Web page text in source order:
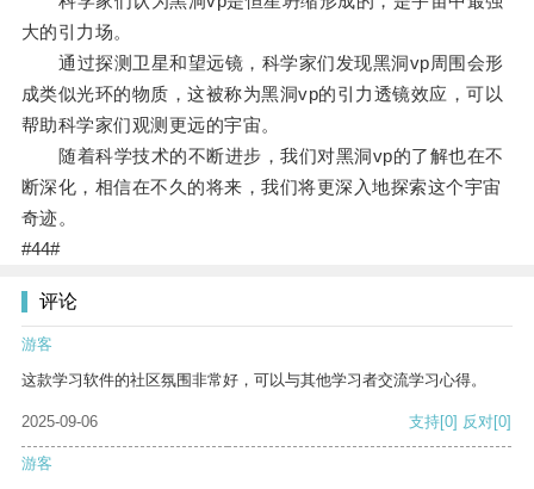
大的引力场。
通过探测卫星和望远镜，科学家们发现黑洞vp周围会形
成类似光环的物质，这被称为黑洞vp的引力透镜效应，可以
帮助科学家们观测更远的宇宙。
随着科学技术的不断进步，我们对黑洞vp的了解也在不
断深化，相信在不久的将来，我们将更深入地探索这个宇宙
奇迹。
#44#
评论
游客
这款学习软件的社区氛围非常好，可以与其他学习者交流学习心得。
2025-09-06 支持[0] 反对[0]
游客